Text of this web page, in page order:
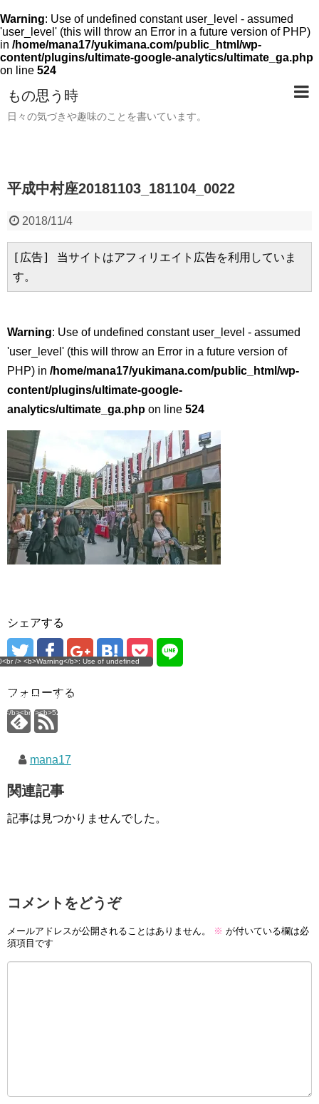
Warning: Use of undefined constant user_level - assumed
'user_level' (this will throw an Error in a future version of PHP)
in /home/mana17/yukimana.com/public_html/wp-
content/plugins/ultimate-google-analytics/ultimate_ga.php
on line 524
もの思う時
日々の気づきや趣味のことを書いています。
平成中村座20181103_181104_0022
2018/11/4
[広告] 当サイトはアフィリエイト広告を利用していま
す。
Warning: Use of undefined constant user_level - assumed
'user_level' (this will throw an Error in a future version of
PHP) in /home/mana17/yukimana.com/public_html/wp-
content/plugins/ultimate-google-
analytics/ultimate_ga.php on line 524
シェアする
error
b>: Use of undefined
public_html/wp-
ultimate-google-
b><br />
/> <b>Warning</b>: Use of undefined
mana17/yukimana.com/public_html/wp-
content/plugins/ultimate-google-
<b>524</b><br />
フォローする
mana17
関連記事
記事は見つかりませんでした。
コメントをどうぞ
メールアドレスが公開されることはありません。 ※ が付いている欄は必
須項目です